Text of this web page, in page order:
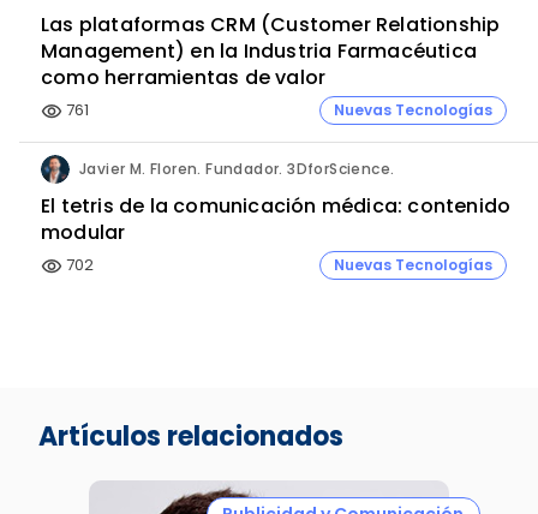
Las plataformas CRM (Customer Relationship
Management) en la Industria Farmacéutica
como herramientas de valor
visibility 761 Nuevas Tecnologías
Javier M. Floren. Fundador. 3DforScience.
El tetris de la comunicación médica: contenido
modular
visibility 702 Nuevas Tecnologías
Artículos relacionados